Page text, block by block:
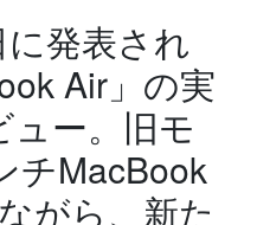
発表され
Air」の実
ー。旧モ
チMacBook
がら、新た